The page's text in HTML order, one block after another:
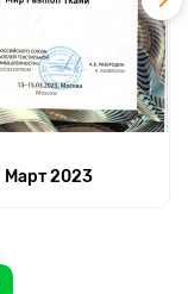
Март 2023